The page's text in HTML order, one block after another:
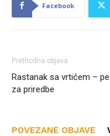
Facebook
Prethodna objava
Rastanak sa vrtićem –
za priredbe
POVEZANE OBJAVE